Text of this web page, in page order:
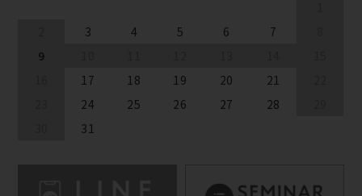
3 4 5 6 7
9
17 18 19 20 21
24 25 26 27 28
31